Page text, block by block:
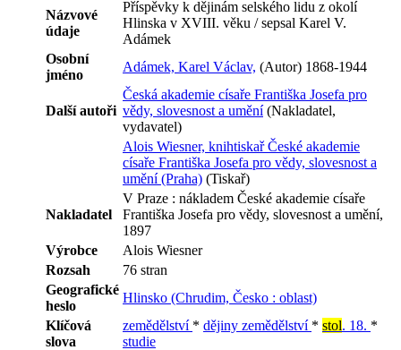
Názvové
údaje
Příspěvky k dějinám selského lidu z okolí
Hlinska v XVIII. věku / sepsal Karel V.
Adámek
Osobní
jméno
Adámek, Karel Václav, (Autor) 1868-1944
Další autoři
Česká akademie císaře Františka Josefa pro
vědy, slovesnost a umění(Nakladatel,
vydavatel)
Alois Wiesner, knihtiskař České akademie
císaře Františka Josefa pro vědy, slovesnost a
umění (Praha) (Tiskař)
Nakladatel
V Praze : nákladem České akademie císaře
Františka Josefa pro vědy, slovesnost a umění,
1897
Výrobce
Alois Wiesner
Rozsah
76 stran
Geografické
heslo
Hlinsko (Chrudim, Česko : oblast)
Klíčová
slova
zemědělství * dějiny zemědělství * stol. 18. *
studie